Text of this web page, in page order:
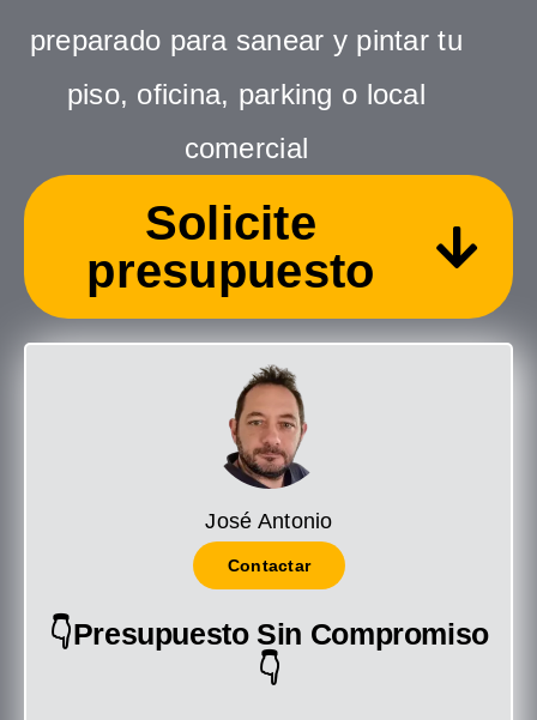
preparado para sanear y pintar tu
piso, oficina, parking o local
comercial
Solicite
presupuesto
José Antonio
Contactar
👇Presupuesto Sin Compromiso
👇